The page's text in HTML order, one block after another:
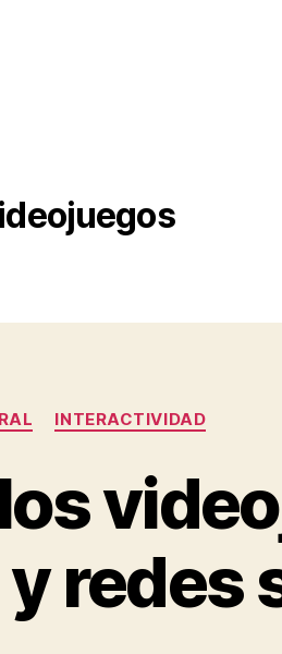
Categories
INTERACTIVIDAD
redes